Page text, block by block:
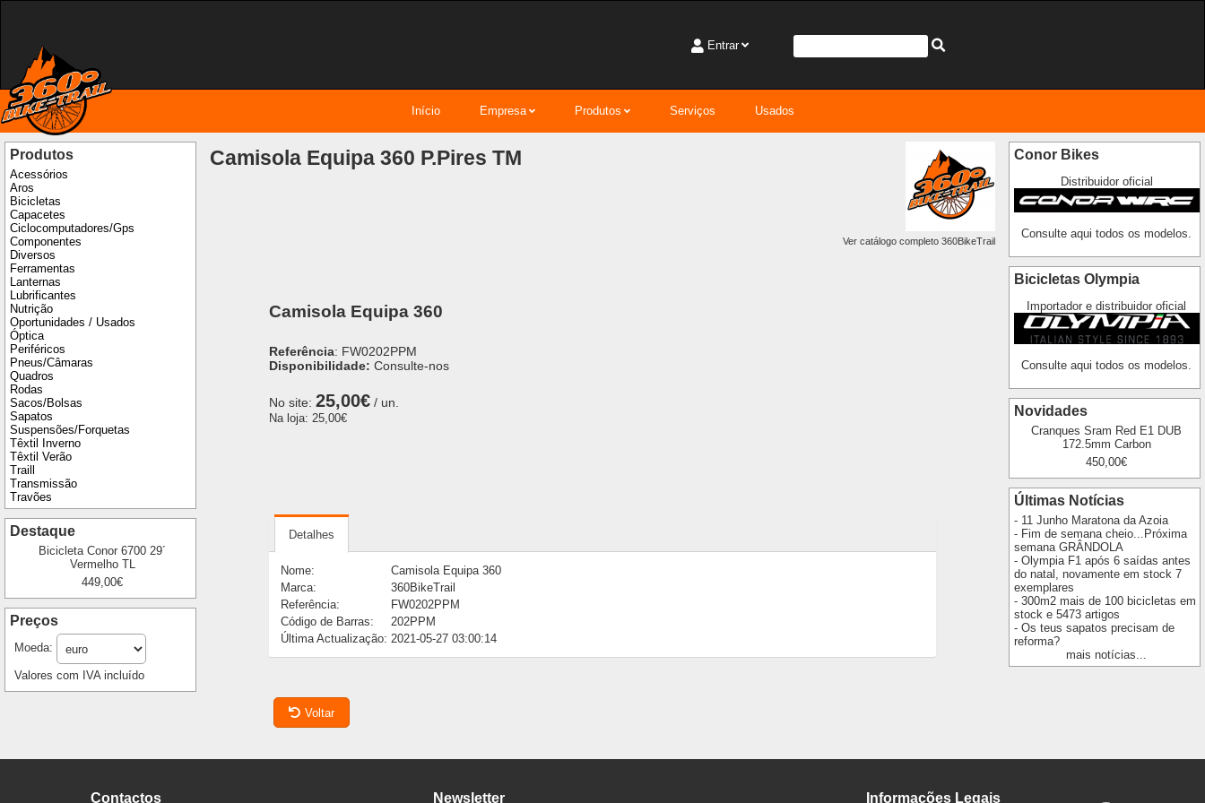
Entrar
Início Empresa Produtos Serviços Usados
Produtos
Acessórios
Aros
Bicicletas
Capacetes
Ciclocomputadores/Gps
Componentes
Diversos
Ferramentas
Lanternas
Lubrificantes
Nutrição
Oportunidades / Usados
Óptica
Periféricos
Pneus/Câmaras
Quadros
Rodas
Sacos/Bolsas
Sapatos
Suspensões/Forquetas
Têxtil Inverno
Têxtil Verão
Traill
Transmissão
Travões
Destaque
Bicicleta Conor 6700 29´
Vermelho TL
449,00€
Preços
Moeda:
Valores com IVA incluído
Camisola Equipa 360 P.Pires TM
Ver catálogo completo 360BikeTrail
Camisola Equipa 360
Referência: FW0202PPM
Disponibilidade: Consulte-nos
No site: 25,00€/ un.
Na loja: 25,00€
Detalhes
Nome:
Camisola Equipa 360
Marca:
360BikeTrail
Referência:
FW0202PPM
Código de Barras:
202PPM
Última Actualização: 2021-05-27 03:00:14
Voltar
Conor Bikes
Distribuidor oficial
Consulte aqui todos os modelos.
Bicicletas Olympia
Importador e distribuidor oficial
Consulte aqui todos os modelos.
Novidades
Cranques Sram Red E1 DUB
172.5mm Carbon
450,00€
Últimas Notícias
- 11 Junho Maratona da Azoia
- Fim de semana cheio...Próxima
semana GRÂNDOLA
- Olympia F1 após 6 saídas antes
do natal, novamente em stock 7
exemplares
- 300m2 mais de 100 bicicletas em
stock e 5473 artigos
- Os teus sapatos precisam de
reforma?
mais notícias...
Contactos Newsletter Informações Legais